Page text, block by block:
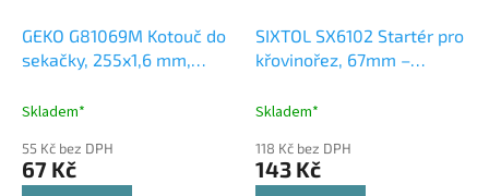
GEKO G81069M Kotouč do
sekačky, 255x1,6 mm,
Skladem*
55 Kč bez DPH
67 Kč
SIXTOL SX6102 Startér pro
křovinořez, 67mm –
Skladem*
118 Kč bez DPH
143 Kč